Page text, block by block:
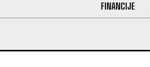
FINANCIJE